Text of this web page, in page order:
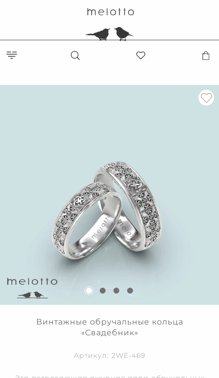
Винтажные обручальные кольца
«Свадебник»
Артикул: 2WE-469